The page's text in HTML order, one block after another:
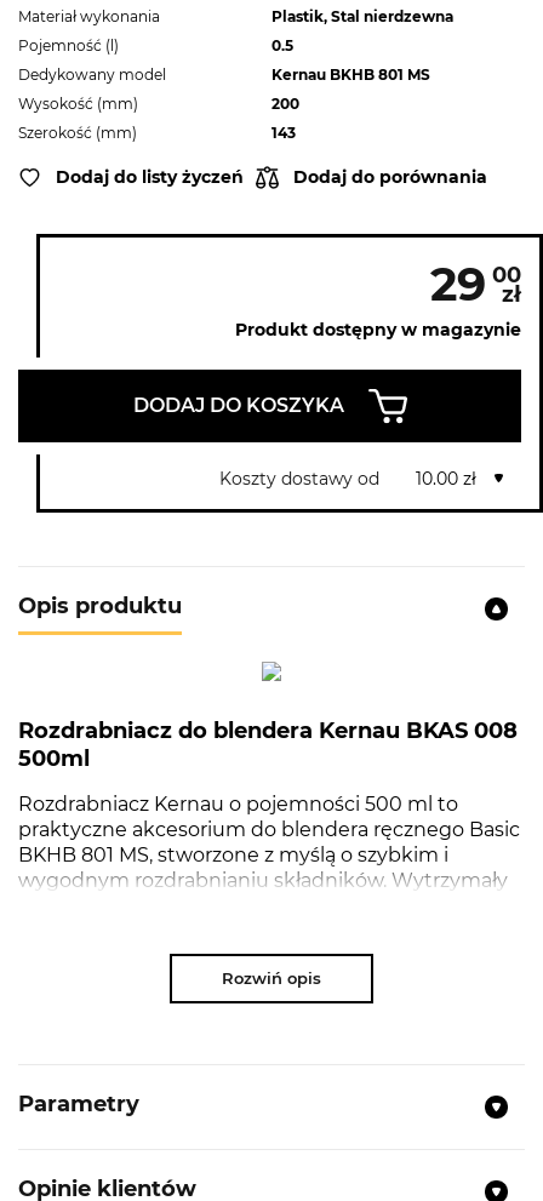
Materiał wykonania
Plastik, Stal nierdzewna
Pojemność (l)
0.5
Dedykowany model
Kernau BKHB 801 MS
Wysokość (mm)
200
Szerokość (mm)
143
Dodaj do listy życzeń Dodaj do porównania
29 00
zł
Produkt dostępny w magazynie
DODAJ DO KOSZYKA
Koszty dostawy od 10.00 zł
Opis produktu
Rozdrabniacz do blendera Kernau BKAS 008
500ml
Rozdrabniacz Kernau o pojemności 500 ml to
praktyczne akcesorium do blendera ręcznego Basic
BKHB 801 MS, stworzone z myślą o szybkim i
wygodnym rozdrabnianiu składników. Wytrzymały
warzyw, ziół, orzechów czy owoców. Przezroczysty
korpus umożliwia stałą kontrolę nad stopniem
rozdrobnienia, a kompaktowe wymiary gwarantują
codziennego gotowania. Kompatybilność wyłącznie
Rozwiń opis
Parametry
Opinie klientów